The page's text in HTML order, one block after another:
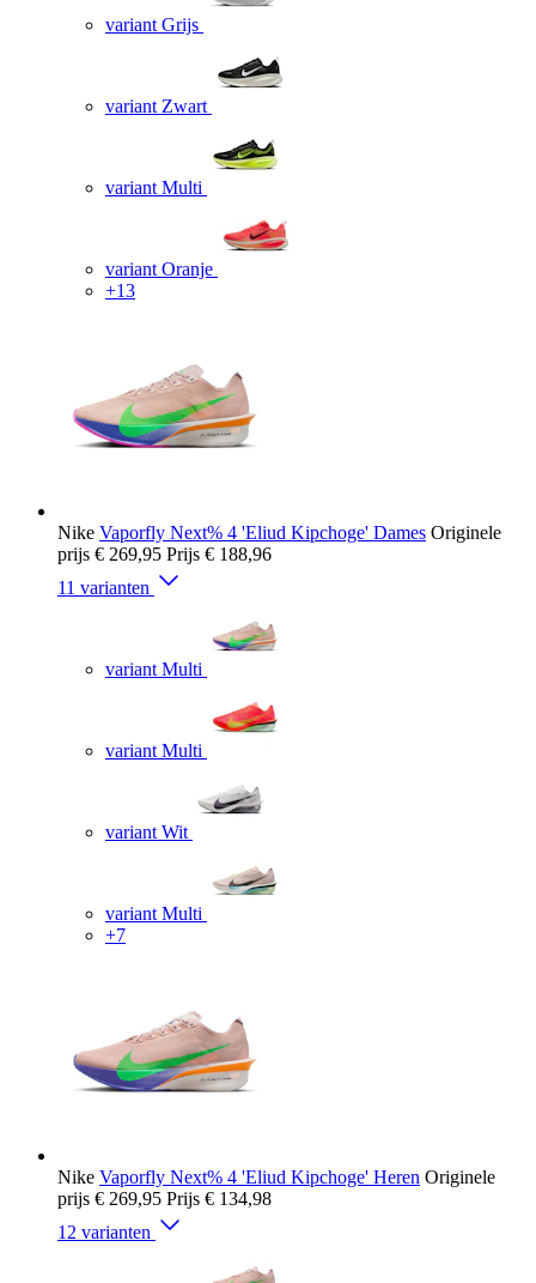
variant Grijs
variant Zwart
variant Multi
variant Oranje
+13
Nike Vaporfly Next% 4 'Eliud Kipchoge' Dames Originele
prijs € 269,95 Prijs € 188,96
11 varianten
variant Multi
variant Multi
variant Wit
variant Multi
+7
Nike Vaporfly Next% 4 'Eliud Kipchoge' Heren Originele
prijs € 269,95 Prijs € 134,98
12 varianten